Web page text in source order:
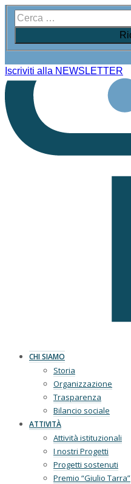
Iscriviti alla NEWSLETTER
CHI SIAMO
Storia
Organizzazione
Trasparenza
Bilancio sociale
ATTIVITÀ
Attività istituzionali
I nostri Progetti
Progetti sostenuti
Premio “Giulio Tarra”